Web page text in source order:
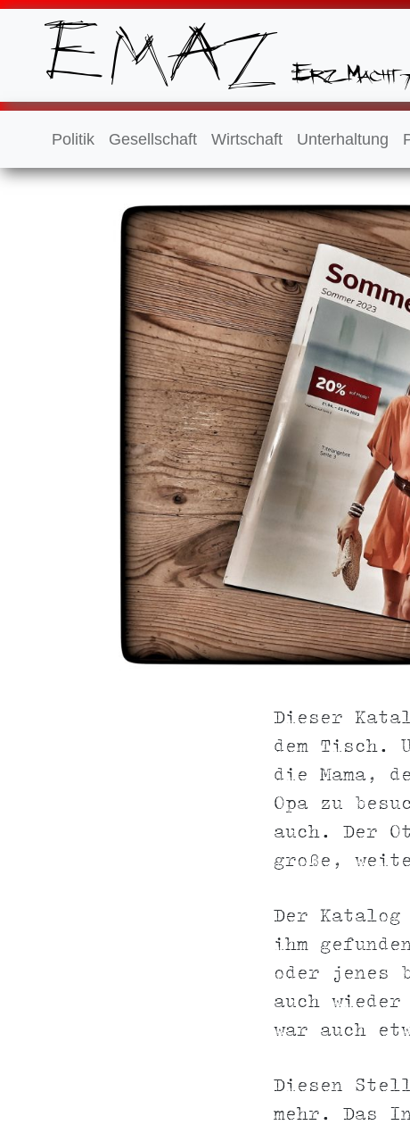
Politik Gesellschaft Wirtschaft Unterhaltung
Dieser
dem Tisch.
die Mama,
Opa zu
auch. Der
große,
Der
ihm
oder jenes
auch
war auch
Diesen
mehr. Das